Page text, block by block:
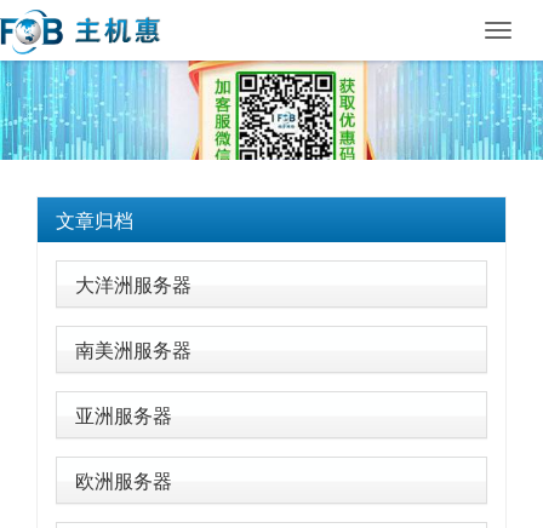
文章归档
大洋洲服务器
南美洲服务器
亚洲服务器
欧洲服务器